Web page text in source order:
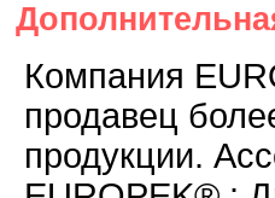
Компания
продавец
продукции.